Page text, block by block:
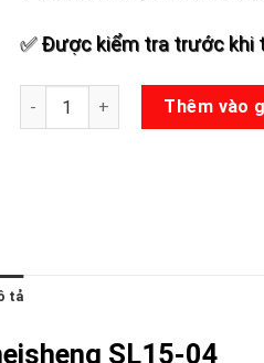
✅ Được kiểm tra trước khi
Loa Kẹo kéo Temeisheng
Thêm vào
tả
SL15-04